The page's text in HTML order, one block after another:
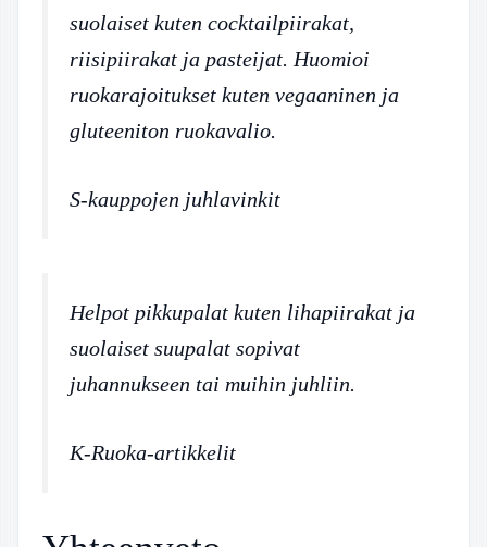
suolaiset kuten cocktailpiirakat,
riisipiirakat ja pasteijat. Huomioi
ruokarajoitukset kuten vegaaninen ja
gluteeniton ruokavalio.
S-kauppojen juhlavinkit
Helpot pikkupalat kuten lihapiirakat ja
suolaiset suupalat sopivat
juhannukseen tai muihin juhliin.
K-Ruoka-artikkelit